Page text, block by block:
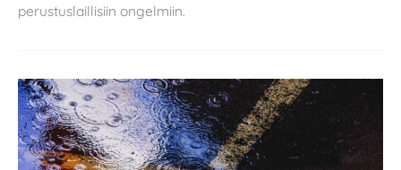
perustuslaillisiin ongelmiin.